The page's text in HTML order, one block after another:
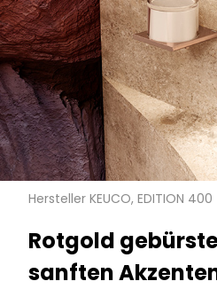
Hersteller KEUCO, EDITION 400
Rotgold
sanften